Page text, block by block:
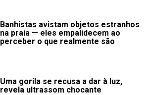
Banhistas avistam objetos estranhos
na praia — eles empalidecem ao
perceber o que realmente são
Uma gorila se recusa a dar à luz,
revela ultrassom chocante